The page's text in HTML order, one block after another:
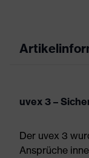
uvex 3 –
Der uvex 3
Ansprüche